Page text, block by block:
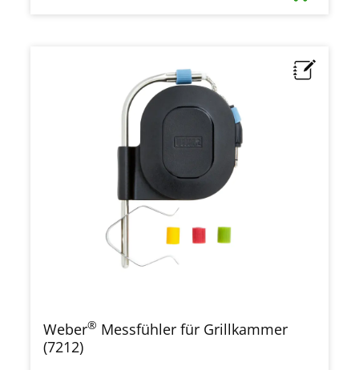
Weber® Messfühler für Grillkammer
(7212)